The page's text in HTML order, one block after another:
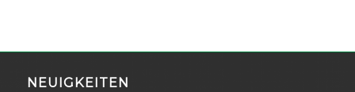
NEUIGKEITEN